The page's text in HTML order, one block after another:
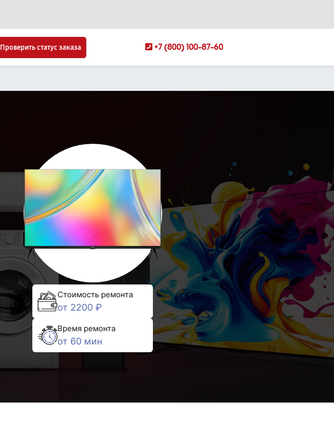
Проверить статус заказа +7 (800) 100-87-60
Стоимость ремонта
от 2200 ₽
Время ремонта
от 60 мин